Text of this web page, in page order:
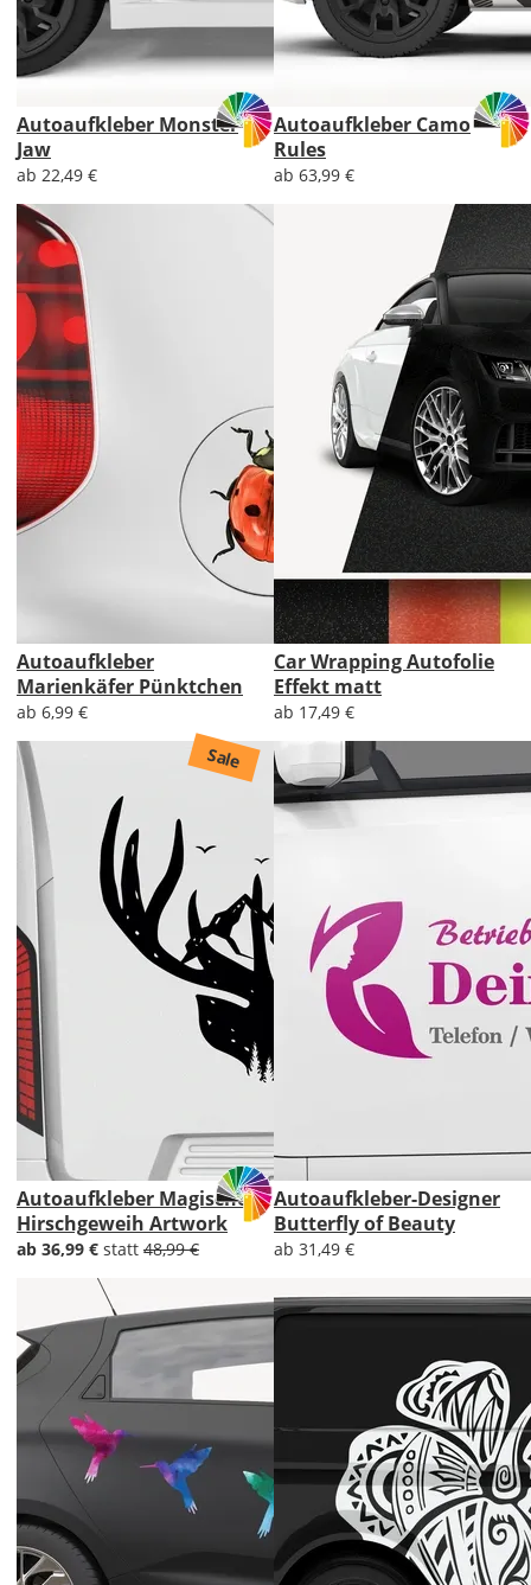
Autoaufkleber Monster
Jaw
ab 22,49 €
Autoaufkleber Camo
Rules
ab 63,99 €
Autoaufkleber
Marienkäfer Pünktchen
ab 6,99 €
Car Wrapping Autofolie
Effekt matt
ab 17,49 €
Sale
Autoaufkleber Magisches
Hirschgeweih Artwork
ab 36,99 € statt 48,99 €
Autoaufkleber-Designer
Butterfly of Beauty
ab 31,49 €